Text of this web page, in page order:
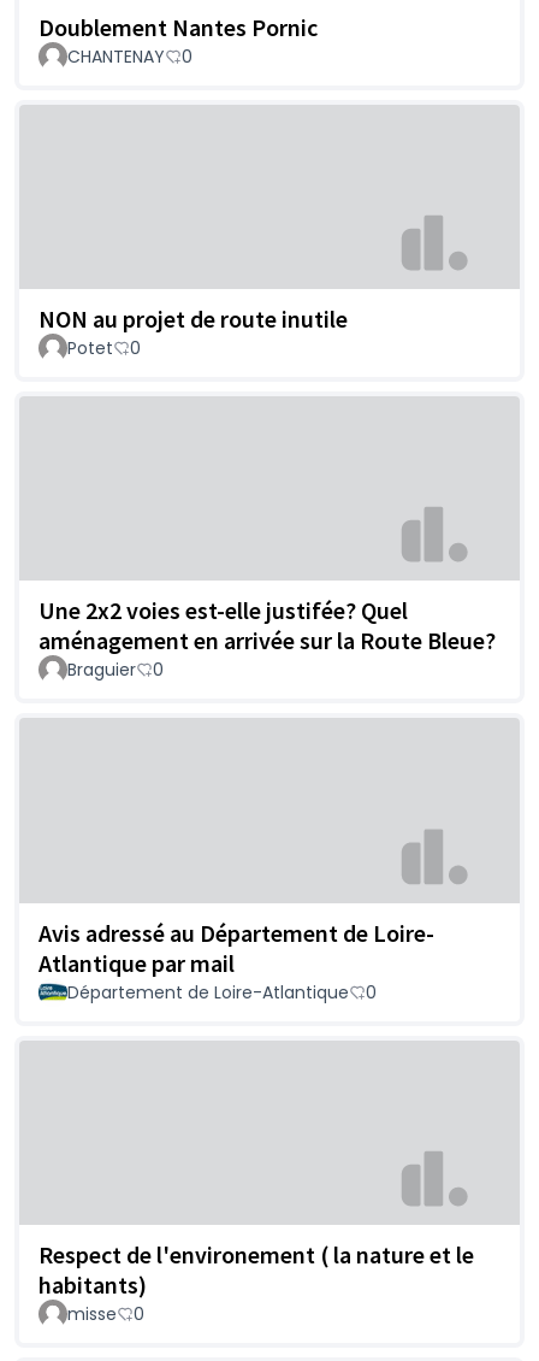
Doublement Nantes Pornic
CHANTENAY 0
NON au projet de route inutile
Potet 0
Une 2x2 voies est-elle justifée? Quel
aménagement en arrivée sur la Route Bleue?
Braguier 0
Avis adressé au Département de Loire-
Atlantique par mail
Département de Loire-Atlantique 0
Respect de l'environement ( la nature et le
habitants)
misse 0